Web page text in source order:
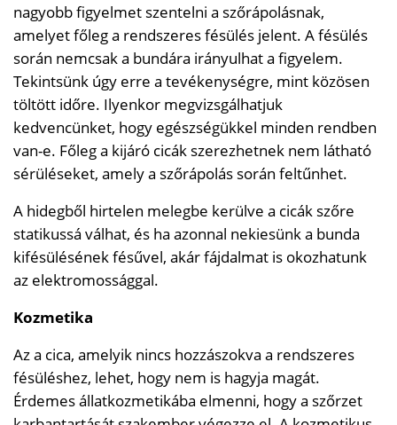
nagyobb figyelmet szentelni a szőrápolásnak,
amelyet főleg a rendszeres fésülés jelent. A fésülés
során nemcsak a bundára irányulhat a figyelem.
Tekintsünk úgy erre a tevékenységre, mint közösen
töltött időre. Ilyenkor megvizsgálhatjuk
kedvencünket, hogy egészségükkel minden rendben
van-e. Főleg a kijáró cicák szerezhetnek nem látható
sérüléseket, amely a szőrápolás során feltűnhet.
A hidegből hirtelen melegbe kerülve a cicák szőre
statikussá válhat, és ha azonnal nekiesünk a bunda
kifésülésének fésűvel, akár fájdalmat is okozhatunk
az elektromossággal.
Kozmetika
Az a cica, amelyik nincs hozzászokva a rendszeres
fésüléshez, lehet, hogy nem is hagyja magát.
Érdemes állatkozmetikába elmenni, hogy a szőrzet